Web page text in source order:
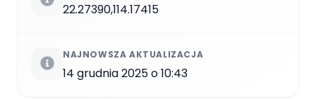
22.27390,114.17415
NAJNOWSZA AKTUALIZACJA
14 grudnia 2025 o 10:43